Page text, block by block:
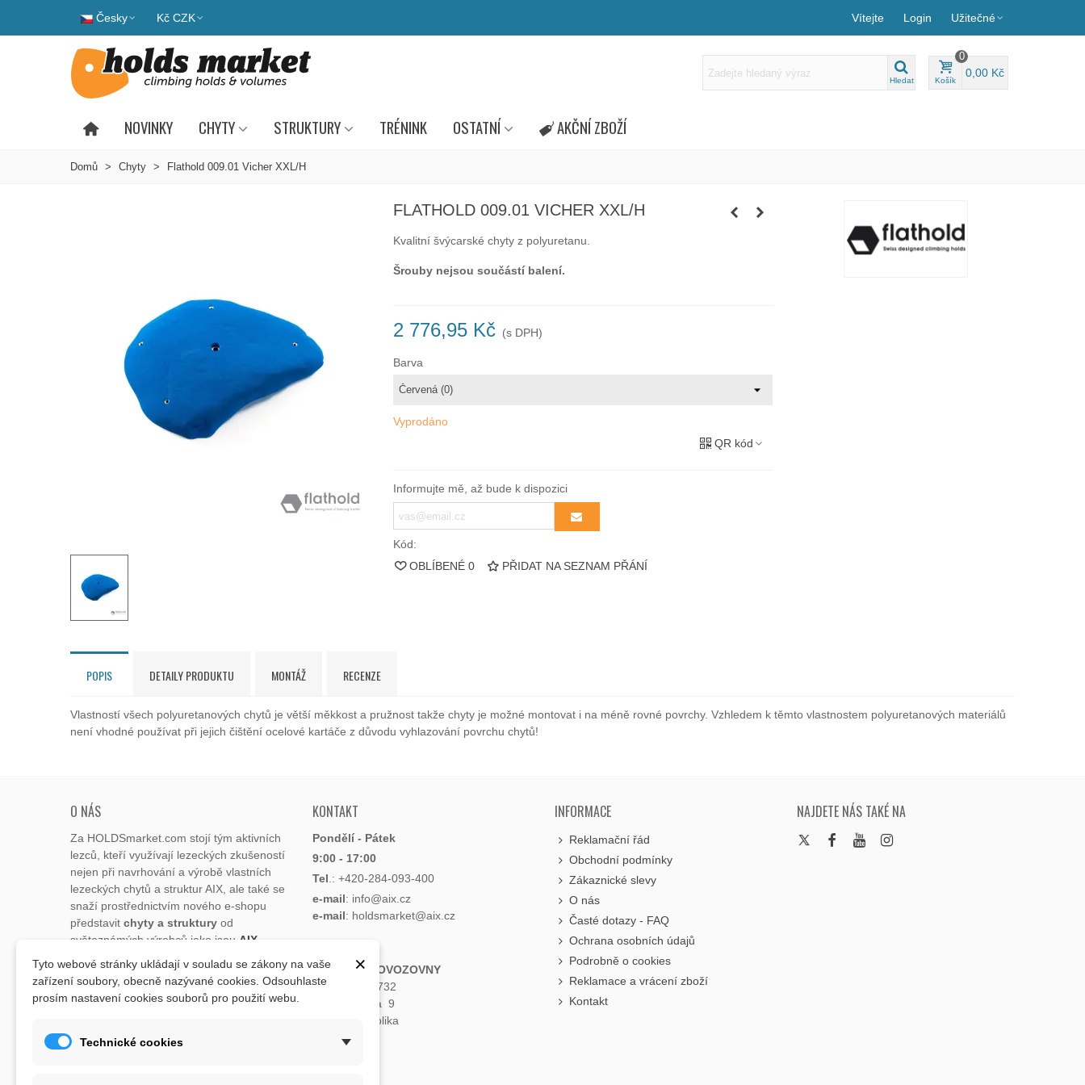
Česky Kč CZK Vítejte Login Užitečné
Hledat Košík
0
0,00 Kč
NOVINKY CHYTY STRUKTURY TRÉNINK OSTATNÍ AKČNÍ ZBOŽÍ
Domů > Chyty > Flathold 009.01 Vicher XXL/H
FLATHOLD 009.01 VICHER XXL/H
Kvalitní švýcarské chyty z polyuretanu.
Šrouby nejsou součástí balení.
2 776,95 Kč (s DPH)
Barva
Vyprodáno
QR kód
Informujte mě, až bude k dispozici
Kód:
OBLÍBENÉ 0 PŘIDAT NA SEZNAM PŘÁNÍ
POPIS DETAILY PRODUKTU MONTÁŽ RECENZE
Vlastností všech polyuretanových chytů je větší měkkost a pružnost takže chyty je možné montovat i na méně rovné povrchy. Vzhledem k těmto vlastnostem polyuretanových materiálů
není vhodné používat při jejich čištění ocelové kartáče z důvodu vyhlazování povrchu chytů!
O NÁS
Za HOLDSmarket.com stojí tým aktivních
lezců, kteří využívají lezeckých zkušeností
nejen při navrhování a výrobě vlastních
lezeckých chytů a struktur AIX, ale také se
snaží prostřednictvím nového e-shopu
představit chyty a struktury od
světoznámých výrobců jako jsou AIX
Moon a další.
Sortiment eshopu doplňují potřeby pro
balkna, posilovací deska, kartáčky na
KONTAKT
Pondělí - Pátek
9:00 - 17:00
Tel .: +420-284-093-400
e-mail: info@aix.cz
e-mail: holdsmarket@aix.cz
ADRESA PROVOZOVNY
Lukavecká 1732
193 00 Praha 9
Česká Republika
Mapazde
NAJDETE NÁS TAKÉ NA
INFORMACE
Reklamační řád
Obchodní podmínky
Zákaznické slevy
O nás
Časté dotazy - FAQ
Ochrana osobních údajů
Podrobně o cookies
Reklamace a vrácení zboží
Kontakt
×
Tyto webové stránky ukládají v souladu se zákony na vaše
zařízení soubory, obecně nazývané cookies. Odsouhlaste
prosím nastavení cookies souborů pro použití webu.
Technické cookies